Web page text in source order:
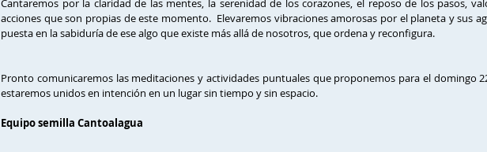
Cantaremos por la claridad de las mentes, la serenidad de los corazones, el reposo de los pasos,
acciones que son propias de este momento.  Elevaremos vibraciones amorosas por el planeta y sus
puesta en la sabiduría de ese algo que existe más allá de nosotros, que ordena y reconfigura.
Pronto comunicaremos las meditaciones y actividades puntuales que proponemos para el domingo
estaremos unidos en intención en un lugar sin tiempo y sin espacio.
Equipo semilla Cantoalagua